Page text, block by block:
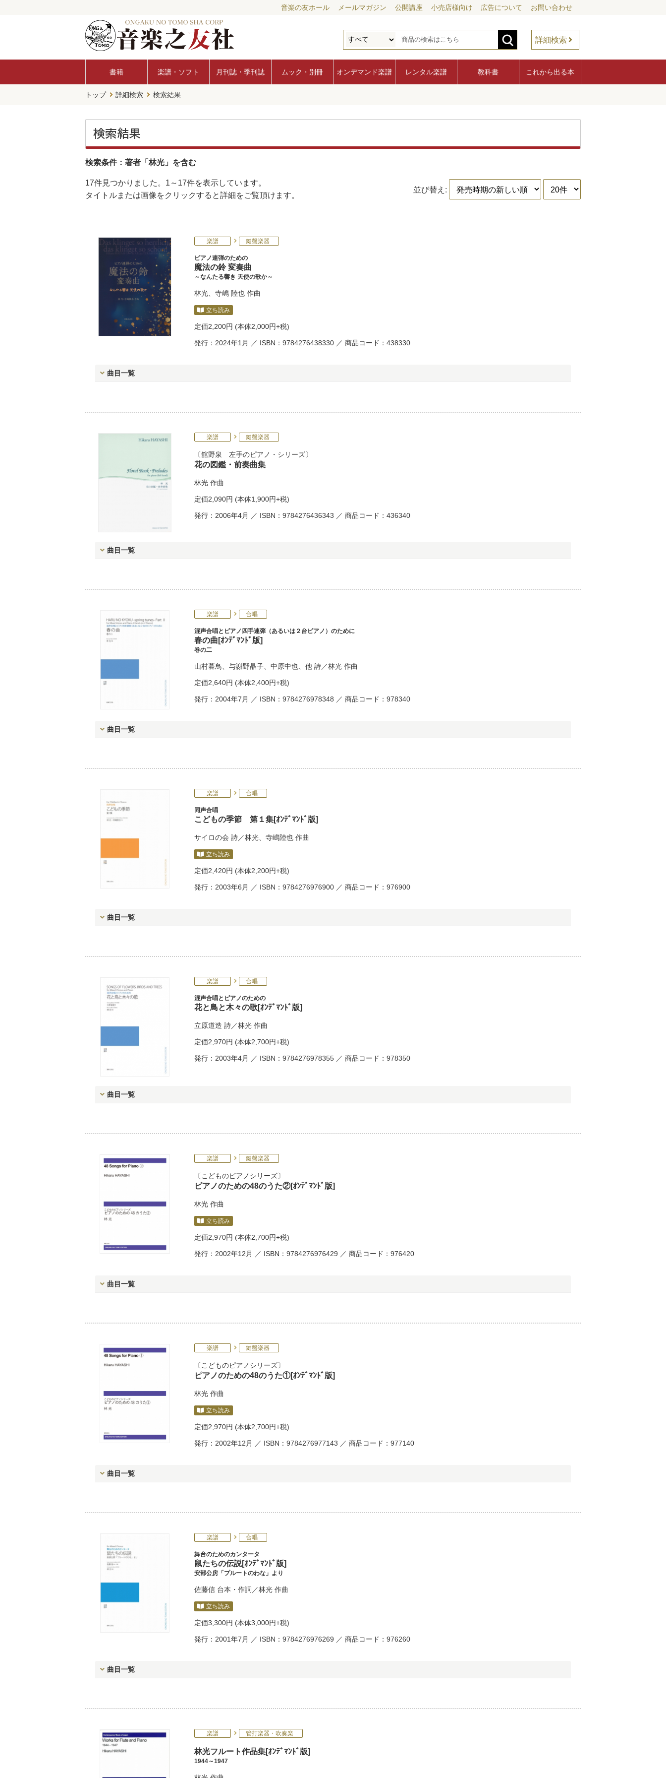
音楽の友ホール メールマガジン 公開講座 小売店様向け 広告について お問い合わせ
詳細検索
書籍 楽譜・ソフト 月刊誌・季刊誌 ムック・別冊 オンデマンド楽譜 レンタル楽譜 教科書 これから出る本
トップ 詳細検索 検索結果
検索結果
検索条件：著者「林光」を含む
17件見つかりました。 1～17件を表示しています。
タイトルまたは画像をクリックすると詳細をご覧頂けます。
並び替え:
楽譜 鍵盤楽器
ピアノ連弾のための
魔法の鈴 変奏曲
～なんたる響き 天使の歌か～
林光 寺嶋 陸也 作曲
立ち読み
定価2,200円 (本体2,000円+税)
発行：2024年1月 ／ ISBN：9784276438330 ／ 商品コード：438330
曲目一覧
楽譜 鍵盤楽器
舘野泉 左手のピアノ・シリーズ
花の図鑑・前奏曲集
林光 作曲
定価2,090円 (本体1,900円+税)
発行：2006年4月 ／ ISBN：9784276436343 ／ 商品コード：436340
曲目一覧
楽譜 合唱
混声合唱とピアノ四手連弾（あるいは２台ピアノ）のために
春の曲[ｵﾝﾃﾞﾏﾝﾄﾞ版]
巻の二
山村暮鳥 与謝野晶子 中原中也 、他 詩／林光 作曲
定価2,640円 (本体2,400円+税)
発行：2004年7月 ／ ISBN：9784276978348 ／ 商品コード：978340
曲目一覧
楽譜 合唱
同声合唱
こどもの季節 第１集[ｵﾝﾃﾞﾏﾝﾄﾞ版]
サイロの会 詩／林光 寺嶋陸也 作曲
立ち読み
定価2,420円 (本体2,200円+税)
発行：2003年6月 ／ ISBN：9784276976900 ／ 商品コード：976900
曲目一覧
楽譜 合唱
混声合唱とピアノのための
花と鳥と木々の歌[ｵﾝﾃﾞﾏﾝﾄﾞ版]
立原道造 詩／林光 作曲
定価2,970円 (本体2,700円+税)
発行：2003年4月 ／ ISBN：9784276978355 ／ 商品コード：978350
曲目一覧
楽譜 鍵盤楽器
こどものピアノシリーズ
ピアノのための48のうた②[ｵﾝﾃﾞﾏﾝﾄﾞ版]
林光 作曲
立ち読み
定価2,970円 (本体2,700円+税)
発行：2002年12月 ／ ISBN：9784276976429 ／ 商品コード：976420
曲目一覧
楽譜 鍵盤楽器
こどものピアノシリーズ
ピアノのための48のうた①[ｵﾝﾃﾞﾏﾝﾄﾞ版]
林光 作曲
立ち読み
定価2,970円 (本体2,700円+税)
発行：2002年12月 ／ ISBN：9784276977143 ／ 商品コード：977140
曲目一覧
楽譜 合唱
舞台のためのカンタータ
鼠たちの伝説[ｵﾝﾃﾞﾏﾝﾄﾞ版]
安部公房「プルートのわな」より
佐藤信 台本・作詞／林光 作曲
立ち読み
定価3,300円 (本体3,000円+税)
発行：2001年7月 ／ ISBN：9784276976269 ／ 商品コード：976260
曲目一覧
楽譜 管打楽器・吹奏楽
林光フルート作品集[ｵﾝﾃﾞﾏﾝﾄﾞ版]
1944～1947